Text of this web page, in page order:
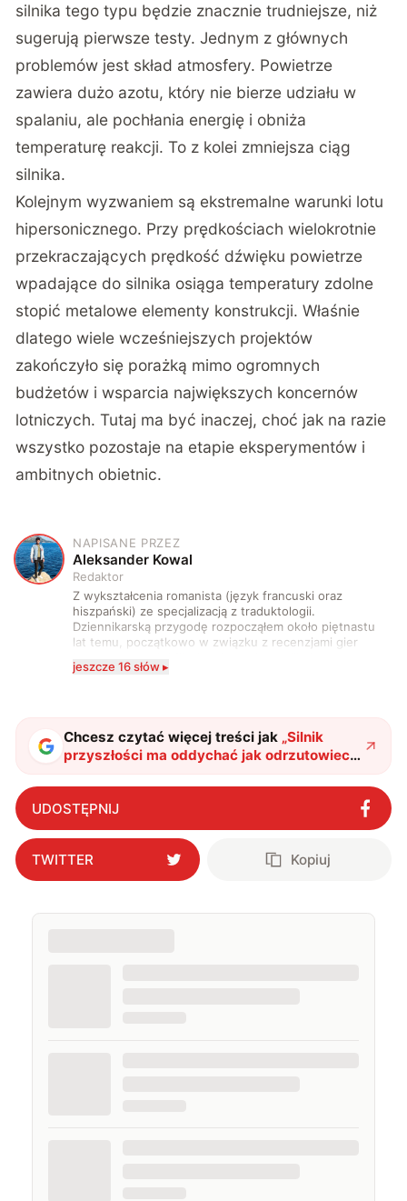
silnika tego typu będzie znacznie trudniejsze, niż
sugerują pierwsze testy. Jednym z głównych
problemów jest skład atmosfery. Powietrze
zawiera dużo azotu, który nie bierze udziału w
spalaniu, ale pochłania energię i obniża
temperaturę reakcji. To z kolei zmniejsza ciąg
silnika.
Kolejnym wyzwaniem są ekstremalne warunki lotu
hipersonicznego. Przy prędkościach wielokrotnie
przekraczających prędkość dźwięku powietrze
wpadające do silnika osiąga temperatury zdolne
stopić metalowe elementy konstrukcji. Właśnie
dlatego wiele wcześniejszych projektów
zakończyło się porażką mimo ogromnych
budżetów i wsparcia największych koncernów
lotniczych. Tutaj ma być inaczej, choć jak na razie
wszystko pozostaje na etapie eksperymentów i
ambitnych obietnic.
A
NAPISANE PRZEZ
Aleksander Kowal
Redaktor
Z wykształcenia romanista (język francuski oraz
hiszpański) ze specjalizacją z traduktologii.
Dziennikarską przygodę rozpocząłem około piętnastu
lat temu, początkowo w związku z recenzjami gier
komputerowych i filmów. Obecnie publikuję
zdecydowanie częściej na tematy związane z nauką
także uprawiać oraz oglądać sport.
jeszcze 16 słów ▸
Chcesz czytać więcej treści jak „Silnik
przyszłości ma oddychać jak odrzutowiec.
Ja tu widzę oznaki rewolucji"?
UDOSTĘPNIJ
TWITTER Kopiuj